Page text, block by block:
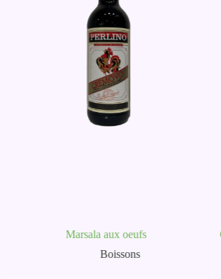
Marsala aux oeufs
Boissons